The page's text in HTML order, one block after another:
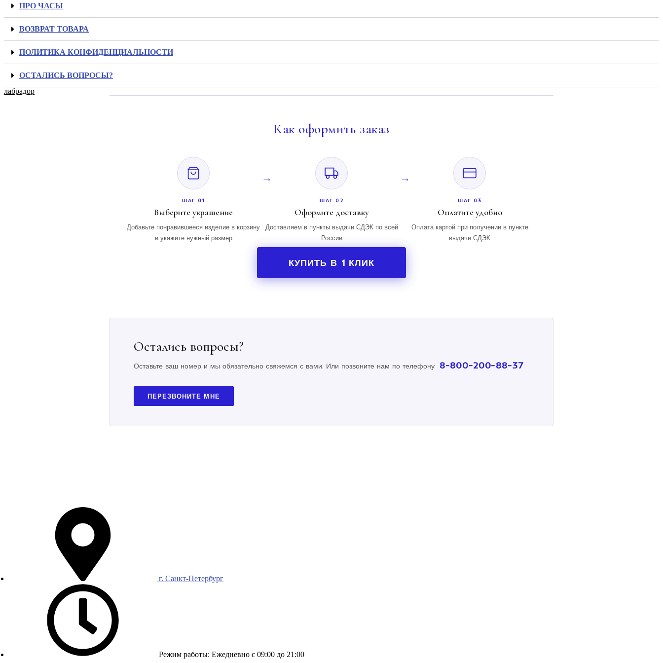
ПРО ЧАСЫ
ВОЗВРАТ ТОВАРА
ПОЛИТИКА КОНФИДЕНЦИАЛЬНОСТИ
ОСТАЛИСЬ ВОПРОСЫ?
лабрадор
Как оформить заказ
ШАГ 01
Выберите украшение
Добавьте понравившееся изделие в корзину
и укажите нужный размер
ШАГ 02
Оформите доставку
Доставляем в пункты выдачи СДЭК по всей
России
ШАГ 03
Оплатите удобно
Оплата картой при получении в пункте
выдачи СДЭК
КУПИТЬ В 1 КЛИК
Остались вопросы?
Оставьте ваш номер и мы обязательно свяжемся с вами. Или позвоните нам по телефону 8-800-200-88-37
ПЕРЕЗВОНИТЕ МНЕ
г. Санкт-Петербург
Режим работы: Ежедневно с 09:00 до 21:00